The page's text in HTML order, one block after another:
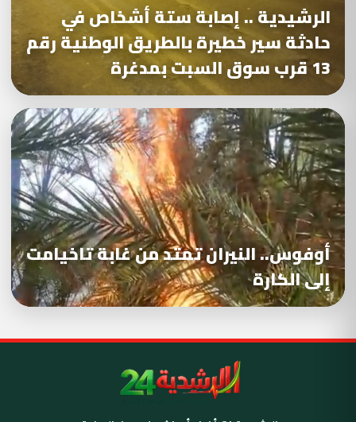
الرشيدية .. إصابة ستة أشخاص في
حادثة سير خطيرة بالطريق الوطنية رقم
13 قرب سوق السبت بمدغرة
أوفوس.. النيران تمتد من غابة تاخيامت
إلى الكارة